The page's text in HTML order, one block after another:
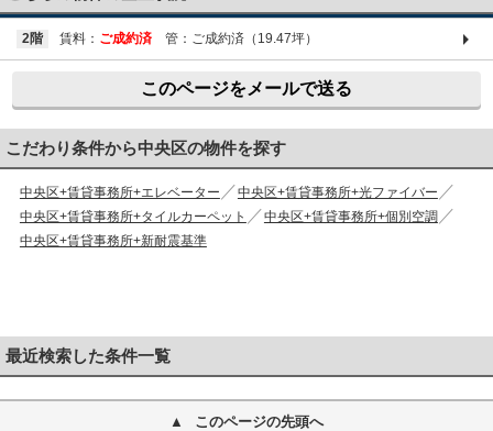
2階 賃料： ご成約済 管：ご成約済（19.47坪）
このページをメールで送る
こだわり条件から中央区の物件を探す
中央区+賃貸事務所+エレベーター
中央区+賃貸事務所+光ファイバー
中央区+賃貸事務所+タイルカーペット
中央区+賃貸事務所+個別空調
中央区+賃貸事務所+新耐震基準
最近検索した条件一覧
このページの先頭へ